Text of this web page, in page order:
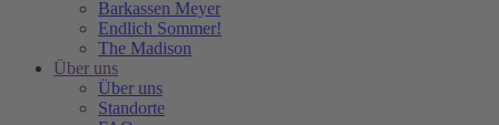
Barkassen Meyer
Endlich Sommer!
The Madison
Über uns
Über uns
Standorte